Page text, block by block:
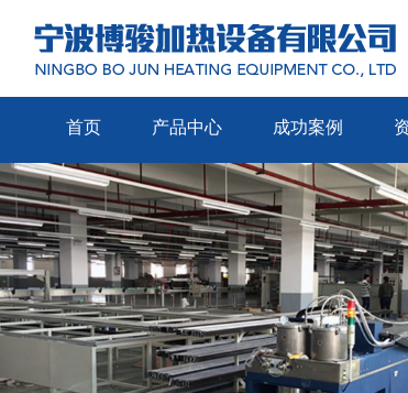
首页 产品中心 成功案例